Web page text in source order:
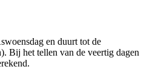
en duurt tot de
Bij het tellen van de veertig dagen